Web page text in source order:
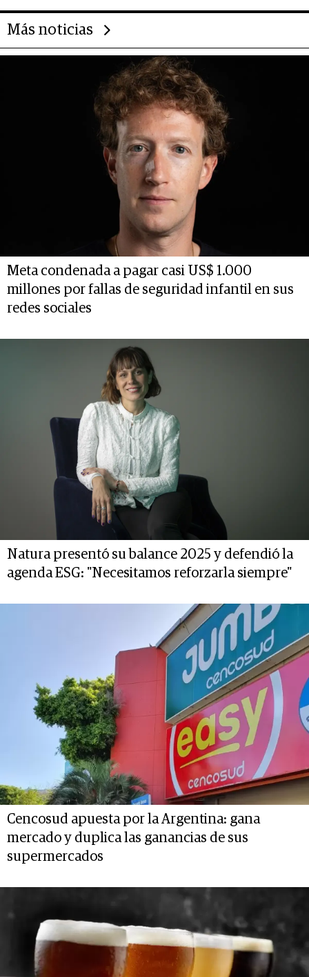
Más noticias
Meta condenada a pagar casi US$ 1.000
millones por fallas de seguridad infantil en sus
redes sociales
Natura presentó su balance 2025 y defendió la
agenda ESG: "Necesitamos reforzarla siempre"
Cencosud apuesta por la Argentina: gana
mercado y duplica las ganancias de sus
supermercados